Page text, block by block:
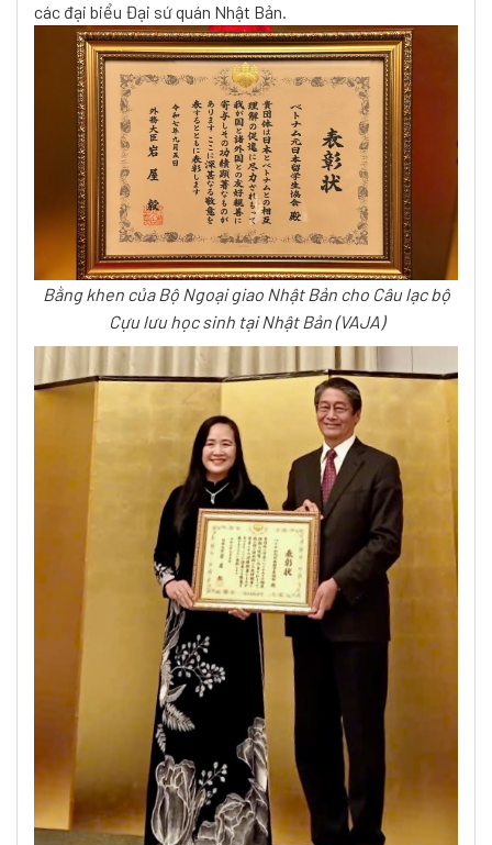
các đại biểu Đại sứ quán Nhật Bản.
Bằng khen của Bộ Ngoại giao Nhật Bản cho Câu lạc bộ
Cựu lưu học sinh tại Nhật Bản (VAJA)